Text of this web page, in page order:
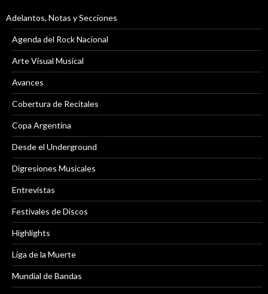
Adelantos, Notas y Secciones
Agenda del Rock Nacional
Arte Visual Musical
Avances
Cobertura de Recitales
Copa Argentina
Desde el Underground
Digresiones Musicales
Entrevistas
Festivales de Discos
Highlights
Liga de la Muerte
Mundial de Bandas